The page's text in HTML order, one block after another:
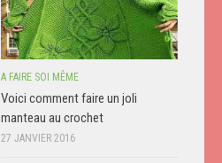
A FAIRE SOI MÊME
Voici comment faire un joli
manteau au crochet
27 JANVIER 2016